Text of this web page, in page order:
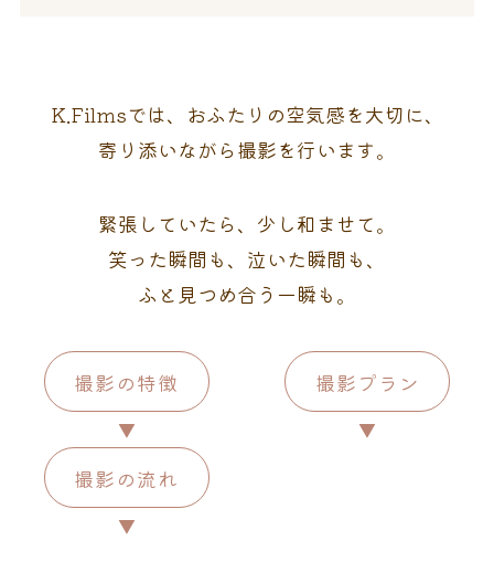
K.Filmsでは、おふたりの空気感を大切に、
寄り添いながら撮影を行います。
緊張していたら、少し和ませて。
笑った瞬間も、泣いた瞬間も、
ふと見つめ合う一瞬も。
撮影の特徴
▼
撮影プラン
▼
撮影の流れ
▼